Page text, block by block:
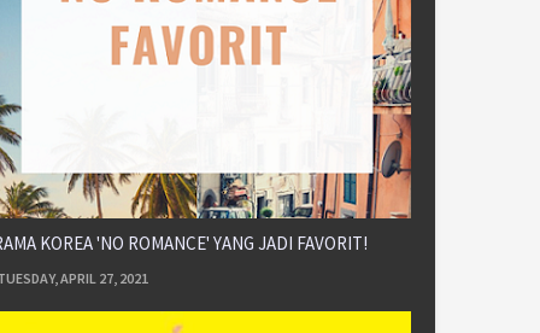
KOREA 'NO ROMANCE' YANG JADI FAVORIT!
APRIL 27, 2021